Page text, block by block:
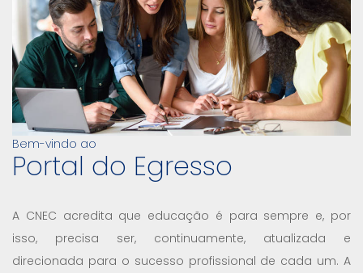
Bem-vindo ao
Portal do Egresso
A CNEC acredita que educação é para sempre e, por
isso, precisa ser, continuamente, atualizada e
direcionada para o sucesso profissional de cada um. A